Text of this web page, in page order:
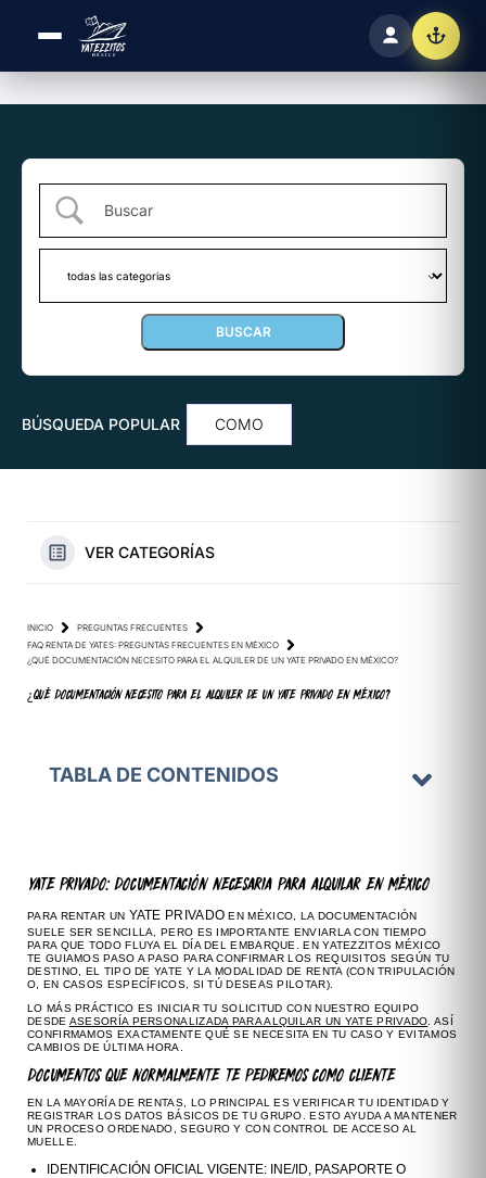
BÚSQUEDA POPULAR COMO
VER CATEGORÍAS
INICIO
PREGUNTAS FRECUENTES
FAQ RENTA DE YATES: PREGUNTAS FRECUENTES EN MÉXICO
¿QUÉ DOCUMENTACIÓN NECESITO PARA EL ALQUILER DE UN YATE PRIVADO EN MÉXICO?
¿QUÉ DOCUMENTACIÓN NECESITO PARA EL ALQUILER DE UN YATE PRIVADO EN MÉXICO?
TABLA DE CONTENIDOS
YATE PRIVADO: DOCUMENTACIÓN NECESARIA PARA ALQUILAR EN MÉXICO
PARA RENTAR UN YATE PRIVADO EN MÉXICO, LA DOCUMENTACIÓN
SUELE SER SENCILLA, PERO ES IMPORTANTE ENVIARLA CON TIEMPO
PARA QUE TODO FLUYA EL DÍA DEL EMBARQUE. EN YATEZZITOS MÉXICO
TE GUIAMOS PASO A PASO PARA CONFIRMAR LOS REQUISITOS SEGÚN TU
DESTINO, EL TIPO DE YATE Y LA MODALIDAD DE RENTA (CON TRIPULACIÓN
O, EN CASOS ESPECÍFICOS, SI TÚ DESEAS PILOTAR).
LO MÁS PRÁCTICO ES INICIAR TU SOLICITUD CON NUESTRO EQUIPO
DESDE ASESORÍA PERSONALIZADA PARA ALQUILAR UN YATE PRIVADO . ASÍ
CONFIRMAMOS EXACTAMENTE QUÉ SE NECESITA EN TU CASO Y EVITAMOS
CAMBIOS DE ÚLTIMA HORA.
DOCUMENTOS QUE NORMALMENTE TE PEDIREMOS COMO CLIENTE
EN LA MAYORÍA DE RENTAS, LO PRINCIPAL ES VERIFICAR TU IDENTIDAD Y
REGISTRAR LOS DATOS BÁSICOS DE TU GRUPO. ESTO AYUDA A MANTENER
UN PROCESO ORDENADO, SEGURO Y CON CONTROL DE ACCESO AL
MUELLE.
IDENTIFICACIÓN OFICIAL VIGENTE: INE/ID, PASAPORTE O